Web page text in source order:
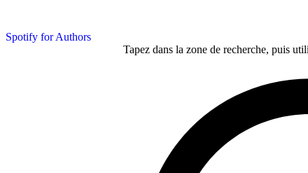
Spotify for Authors
Tapez dans la zone de recherche, puis